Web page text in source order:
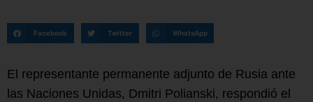
Facebook Twitter WhatsApp
El representante permanente adjunto de Rusia ante
las Naciones Unidas, Dmitri Polianski, respondió el